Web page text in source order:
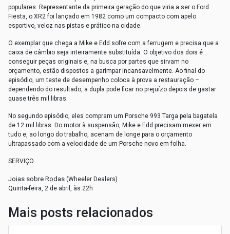
populares. Representante da primeira geração do que viria a ser o Ford
Fiesta, o XR2 foi lançado em 1982 como um compacto com apelo
esportivo, veloz nas pistas e prático na cidade.
O exemplar que chega a Mike e Edd sofre com a ferrugem e precisa que a
caixa de câmbio seja inteiramente substituída. O objetivo dos dois é
conseguir peças originais e, na busca por partes que sirvam no
orçamento, estão dispostos a garimpar incansavelmente. Ao final do
episódio, um teste de desempenho coloca à prova a restauração –
dependendo do resultado, a dupla pode ficar no prejuízo depois de gastar
quase três mil libras.
No segundo episódio, eles compram um Porsche 993 Targa pela bagatela
de 12 mil libras. Do motor à suspensão, Mike e Edd precisam mexer em
tudo e, ao longo do trabalho, acenam de longe para o orçamento
ultrapassado com a velocidade de um Porsche novo em folha.
SERVIÇO
Joias sobre Rodas (Wheeler Dealers)
Quinta-feira, 2 de abril, às 22h
Mais posts relacionados